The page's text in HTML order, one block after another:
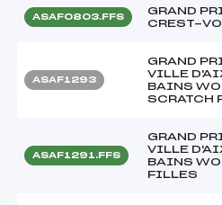
ASAF0803.FFS
GRAND
CREST-
ASAF1293
GRAND
VILLE
BAINS
SCRATCH
ASAF1291.FFS
GRAND
VILLE
BAINS
FILLES